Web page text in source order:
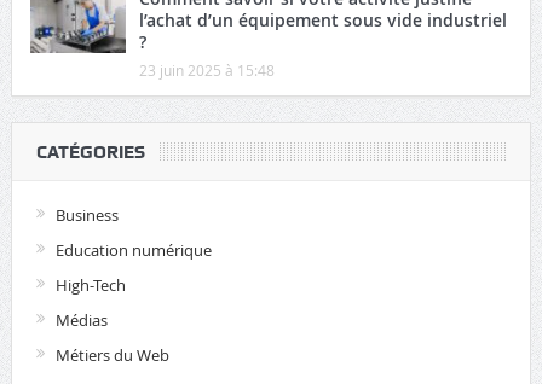
l’achat d’un équipement sous vide industriel
?
23 juin 2025 à 15:48
CATÉGORIES
Business
Education numérique
High-Tech
Médias
Métiers du Web